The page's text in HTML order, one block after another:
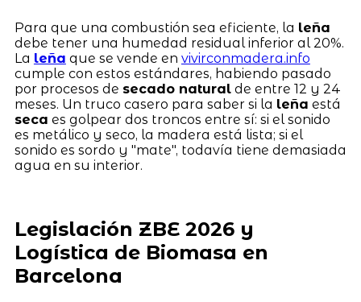
Para que una combustión sea eficiente, la leña
debe tener una humedad residual inferior al 20%.
La leña que se vende en vivirconmadera.info
cumple con estos estándares, habiendo pasado
por procesos de secado naturalde entre 12 y 24
meses. Un truco casero para saber si la leña está
seca es golpear dos troncos entre sí: si el sonido
es metálico y seco, la madera está lista; si el
sonido es sordo y "mate", todavía tiene demasiada
agua en su interior.
Legislación ZBE 2026 y
Logística de Biomasa en
Barcelona